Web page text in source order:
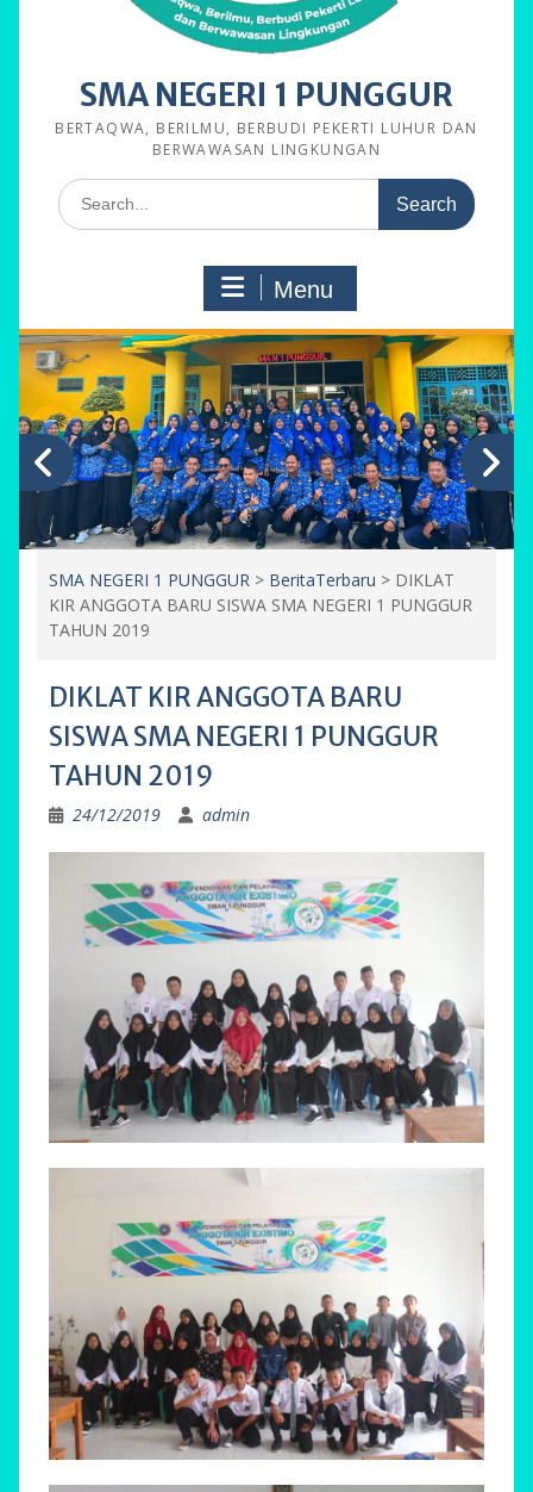
SMA NEGERI 1 PUNGGUR
BERTAQWA, BERILMU, BERBUDI PEKERTI LUHUR DAN
BERWAWASAN LINGKUNGAN
Search
for:
Menu
SMA NEGERI 1 PUNGGUR >BeritaTerbaru>DIKLAT
KIR ANGGOTA BARU SISWA SMA NEGERI 1 PUNGGUR
TAHUN 2019
DIKLAT KIR ANGGOTA BARU
SISWA SMA NEGERI 1 PUNGGUR
TAHUN 2019
24/12/2019 admin